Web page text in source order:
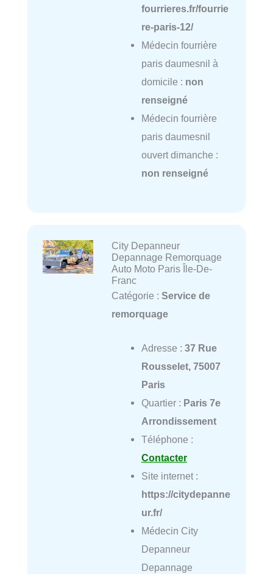
fourrieres.fr/fourrie
re-paris-12/
Médecin fourrière
paris daumesnil à
domicile : non
renseigné
Médecin fourrière
paris daumesnil
ouvert dimanche :
non renseigné
City Depanneur
Depannage Remorquage
Auto Moto Paris Île-De-
Franc
Catégorie : Service de
remorquage
Adresse : 37 Rue
Rousselet, 75007
Paris
Quartier : Paris 7e
Arrondissement
Téléphone :
Contacter
Site internet :
https://citydepanne
ur.fr/
Médecin City
Depanneur
Depannage